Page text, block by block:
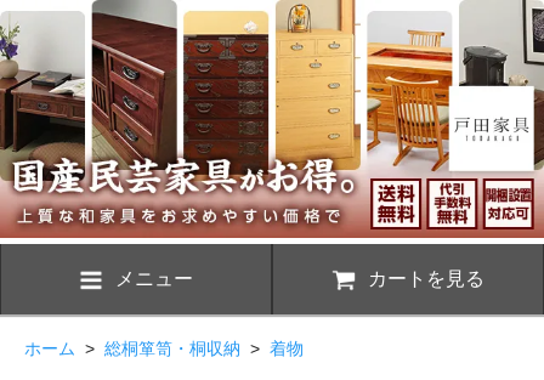
メニュー カートを見る
ホーム > 総桐箪笥・桐収納 > 着物